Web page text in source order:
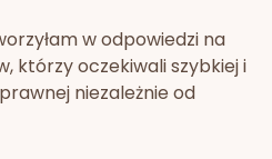
w odpowiedzi na
którzy oczekiwali szybkiej i
niezależnie od